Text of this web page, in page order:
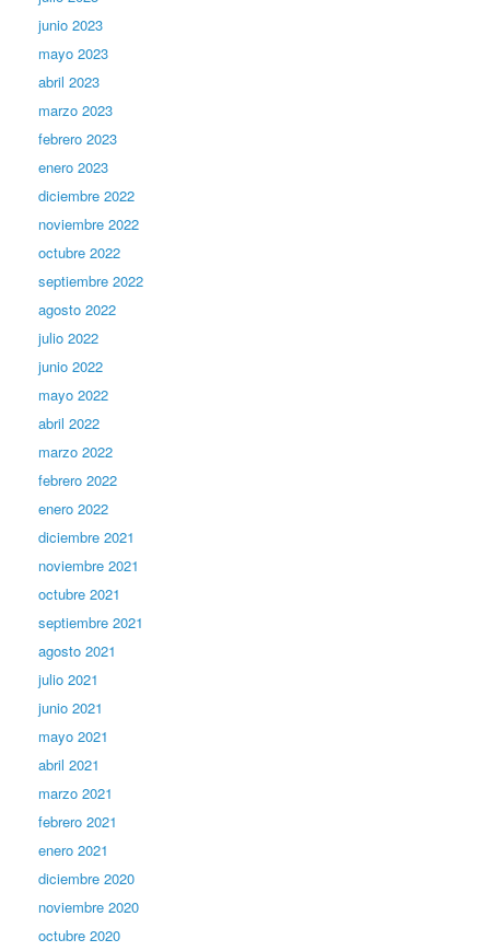
junio 2023
mayo 2023
abril 2023
marzo 2023
febrero 2023
enero 2023
diciembre 2022
noviembre 2022
octubre 2022
septiembre 2022
agosto 2022
julio 2022
junio 2022
mayo 2022
abril 2022
marzo 2022
febrero 2022
enero 2022
diciembre 2021
noviembre 2021
octubre 2021
septiembre 2021
agosto 2021
julio 2021
junio 2021
mayo 2021
abril 2021
marzo 2021
febrero 2021
enero 2021
diciembre 2020
noviembre 2020
octubre 2020